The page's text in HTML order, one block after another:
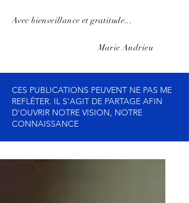
Avec bienveillance et gratitude...
Marie Andrieu
CES PUBLICATIONS PEUVENT NE PAS ME
REFLÉTER. IL S'AGIT DE PARTAGE AFIN
D'OUVRIR NOTRE VISION, NOTRE
CONNAISSANCE